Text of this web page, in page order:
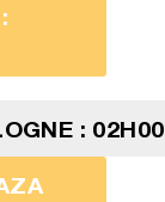
: 02H00